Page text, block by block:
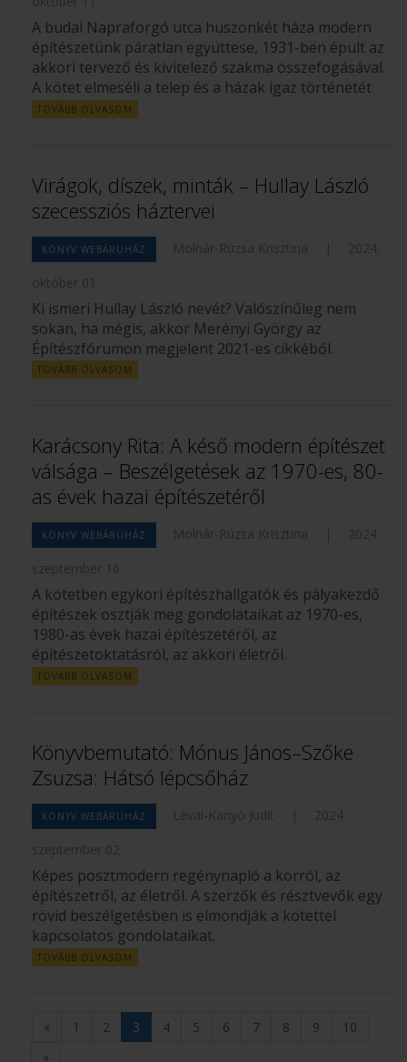
A budai Napraforgó utca huszonkét háza modern
építészetünk páratlan együttese, 1931-ben épült az
akkori tervező és kivitelező szakma összefogásával.
A kötet elmeséli a telep és a házak igaz történetét
TOVÁBB OLVASOM
Virágok, díszek, minták – Hullay László
szecessziós háztervei
KÖNYV WEBÁRUHÁZ Molnár-Rúzsa Krisztina |
2024.
október 01.
Ki ismeri Hullay László nevét? Valószínűleg nem
sokan, ha mégis, akkor Merényi György az
Építészfórumon megjelent 2021-es cikkéből.
TOVÁBB OLVASOM
Karácsony Rita: A késő modern építészet
válsága – Beszélgetések az 1970-es, 80-
as évek hazai építészetéről
KÖNYV WEBÁRUHÁZ Molnár-Rúzsa Krisztina |
2024.
szeptember 16.
A kötetben egykori építészhallgatók és pályakezdő
építészek osztják meg gondolataikat az 1970-es,
1980-as évek hazai építészetéről, az
építészetoktatásról, az akkori életről.
TOVÁBB OLVASOM
Könyvbemutató: Mónus János–Szőke
Zsuzsa: Hátsó lépcsőház
KÖNYV WEBÁRUHÁZ Lévai-Kanyó Judit |
2024.
szeptember 02.
Képes posztmodern regénynapló a korról, az
építészetről, az életről. A szerzők és résztvevők egy
rövid beszélgetésben is elmondják a kötettel
kapcsolatos gondolataikat.
TOVÁBB OLVASOM
« 1 2 3 4 5 6 7 8 9
10
»